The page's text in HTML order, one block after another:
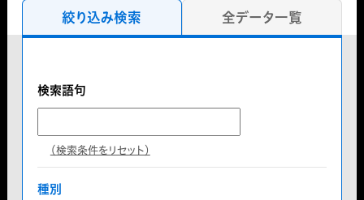
絞り込み検索 全データ一覧
検索語句
（検索条件をリセット）
種別